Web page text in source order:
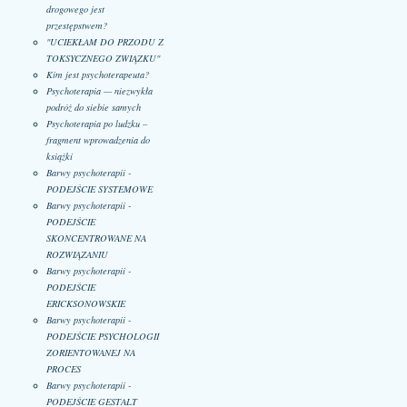
drogowego jest
przestępstwem?
"UCIEKŁAM DO PRZODU Z
TOKSYCZNEGO ZWIĄZKU"
Kim jest psychoterapeuta?
Psychoterapia — niezwykła
podróż do siebie samych
Psychoterapia po ludzku –
fragment wprowadzenia do
książki
Barwy psychoterapii -
PODEJŚCIE SYSTEMOWE
Barwy psychoterapii -
PODEJŚCIE
SKONCENTROWANE NA
ROZWIĄZANIU
Barwy psychoterapii -
PODEJŚCIE
ERICKSONOWSKIE
Barwy psychoterapii -
PODEJŚCIE PSYCHOLOGII
ZORIENTOWANEJ NA
PROCES
Barwy psychoterapii -
PODEJŚCIE GESTALT